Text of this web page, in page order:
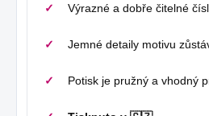
Výrazné a dobře čitelné
Jemné detaily motivu
Potisk je pružný a vhodný